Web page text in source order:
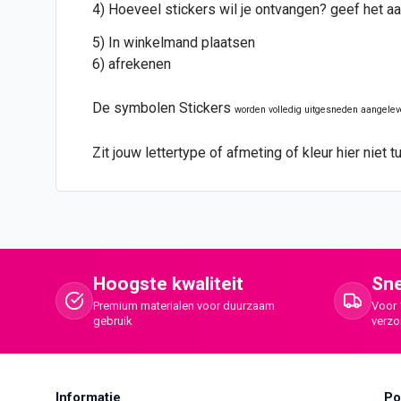
4) Hoeveel stickers wil je ontvangen? geef het
5) In winkelmand plaatsen
6) afrekenen
De symbolen Stickers worden volledig uitgesneden
Zit jouw lettertype of afmeting of kleur hier niet
Hoogste kwaliteit
Premium materialen voor duurzaam
gebruik
Voor
Informatie